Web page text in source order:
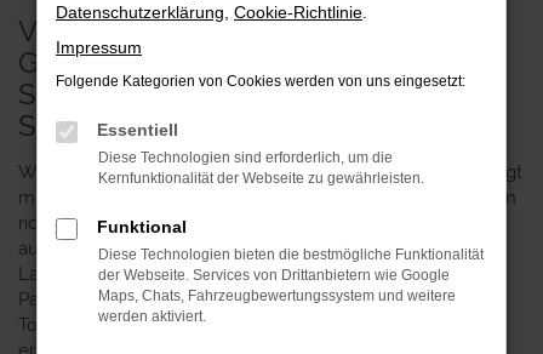
VW PASSAT VARIANT
GEBRAUCHTWAGEN FÜR
SCHWERIN – QUALITÄT ZUM
SPARPREIS
Wer am Geld aber nicht an der Qualität sparen möchte, liegt
mit einem VW Passat Variant Gebrauchtwagen für Schwerin
richtig. Das Modell dieses Herstellers ist seit geraumer Zeit
auf dem Markt und überzeugt insbesondere durch seine
Langlebigkeit und die erstklassigen Ergebnissen in den
Pannenstatistiken. Sie erwerben zudem ein Fahrzeug mit
Topausstattung und dürfen sich auf einen ebenso
Datenschutzerklärung Cookie-Richtlinie
Impressum
Folgende Kategorien von Cookies werden von uns eingesetzt:
Essentiell
Diese Technologien sind erforderlich, um die
Kernfunktionalität der Webseite zu gewährleisten.
Funktional
Diese Technologien bieten die bestmögliche Funktionalität
der Webseite. Services von Drittanbietern wie Google
Maps, Chats, Fahrzeugbewertungssystem und weitere
werden aktiviert.